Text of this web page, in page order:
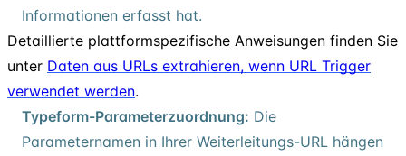
Informationen erfasst hat.
Detaillierte plattformspezifische Anweisungen finden Sie
unter Daten aus URLs extrahieren, wenn URL Trigger
verwendet werden.
Typeform-Parameterzuordnung: Die
Parameternamen in Ihrer Weiterleitungs-URL hängen